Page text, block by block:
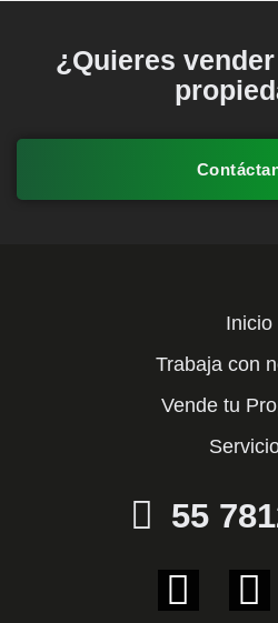
¿Quieres
Inicio
Trabaja con
Vende tu
55